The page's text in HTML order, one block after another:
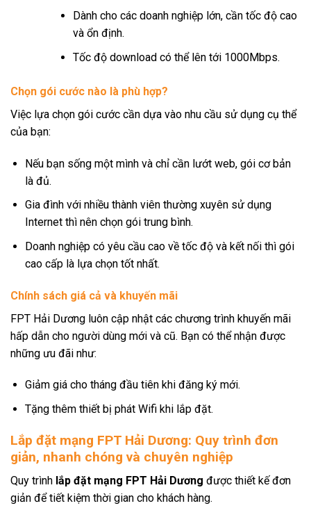
Dành cho các doanh nghiệp lớn, cần tốc độ cao
và ổn định.
Tốc độ download có thể lên tới 1000Mbps.
Chọn gói cước nào là phù hợp?
Việc lựa chọn gói cước cần dựa vào nhu cầu sử dụng cụ thể
của bạn:
Nếu bạn sống một mình và chỉ cần lướt web, gói cơ bản
là đủ.
Gia đình với nhiều thành viên thường xuyên sử dụng
Internet thì nên chọn gói trung bình.
Doanh nghiệp có yêu cầu cao về tốc độ và kết nối thì gói
cao cấp là lựa chọn tốt nhất.
Chính sách giá cả và khuyến mãi
FPT Hải Dương luôn cập nhật các chương trình khuyến mãi
hấp dẫn cho người dùng mới và cũ. Bạn có thể nhận được
những ưu đãi như:
Giảm giá cho tháng đầu tiên khi đăng ký mới.
Tặng thêm thiết bị phát Wifi khi lắp đặt.
Lắp đặt mạng FPT Hải Dương: Quy trình đơn
giản, nhanh chóng và chuyên nghiệp
Quy trình lắp đặt mạng FPT Hải Dương được thiết kế đơn
giản để tiết kiệm thời gian cho khách hàng.